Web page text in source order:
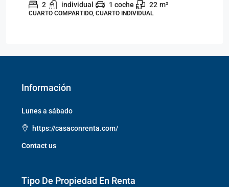
2 individual 1 coche 22 m²
CUARTO COMPARTIDO, CUARTO INDIVIDUAL
Información
Lunes a sábado
https://casaconrenta.com/
Contact us
Tipo De Propiedad En Renta